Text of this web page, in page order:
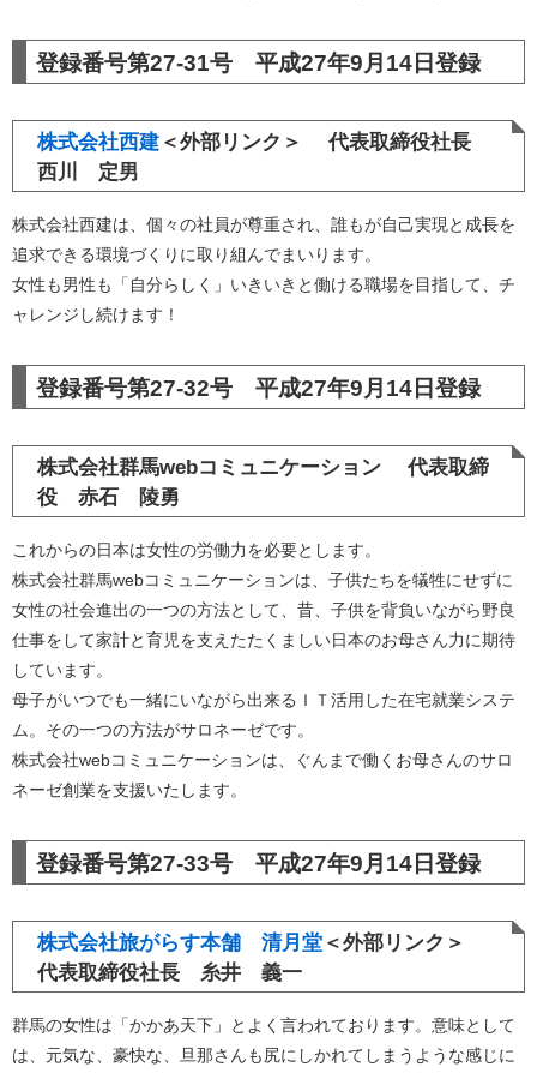
登録番号第27-31号 平成27年9月14日登録
株式会社西建 ＜外部リンク＞
代表取締役社長
西川 定男
株式会社西建は、個々の社員が尊重され、誰もが自己実現と成長を
追求できる環境づくりに取り組んでまいります。
女性も男性も「自分らしく」いきいきと働ける職場を目指して、チ
ャレンジし続けます！
登録番号第27-32号 平成27年9月14日登録
株式会社群馬webコミュニケーション 代表取締
役 赤石 陵勇
これからの日本は女性の労働力を必要とします。
株式会社群馬webコミュニケーションは、子供たちを犠牲にせずに
女性の社会進出の一つの方法として、昔、子供を背負いながら野良
仕事をして家計と育児を支えたたくましい日本のお母さん力に期待
しています。
母子がいつでも一緒にいながら出来るＩＴ活用した在宅就業システ
ム。その一つの方法がサロネーゼです。
株式会社webコミュニケーションは、ぐんまで働くお母さんのサロ
ネーゼ創業を支援いたします。
登録番号第27-33号 平成27年9月14日登録
株式会社旅がらす本舗 清月堂 ＜外部リンク＞
代表取締役社長 糸井 義一
群馬の女性は「かかあ天下」とよく言われております。意味として
は、元気な、豪快な、旦那さんも尻にしかれてしまうような感じに